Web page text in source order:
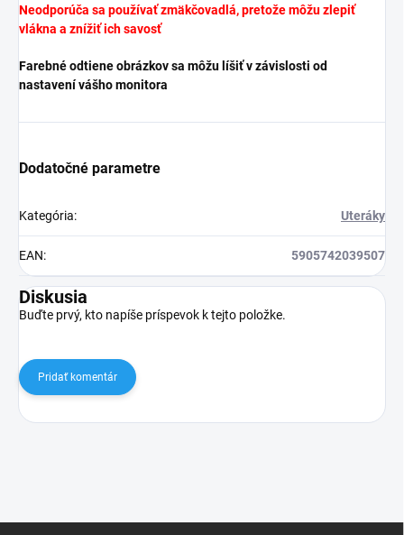
Neodporúča sa používať zmäkčovadlá, pretože môžu zlepiť
vlákna a znížiť ich savosť
Farebné odtiene obrázkov sa môžu líšiť v závislosti od
nastavení vášho monitora
Dodatočné parametre
Kategória: Uteráky
EAN: 5905742039507
Diskusia
Buďte prvý, kto napíše príspevok k tejto položke.
Pridať komentár